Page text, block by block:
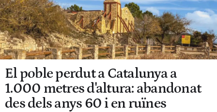
El poble perdut a Catalunya a
1.000 metres d'altura: abandonat
des dels anys 60 i en ruïnes